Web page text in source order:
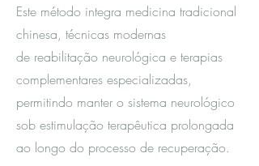
Este método integra medicina tradicional
chinesa, técnicas modernas
de reabilitação neurológica e terapias
complementares especializadas,
permitindo manter o sistema neurológico
sob estimulação terapêutica prolongada
ao longo do processo de recuperação.